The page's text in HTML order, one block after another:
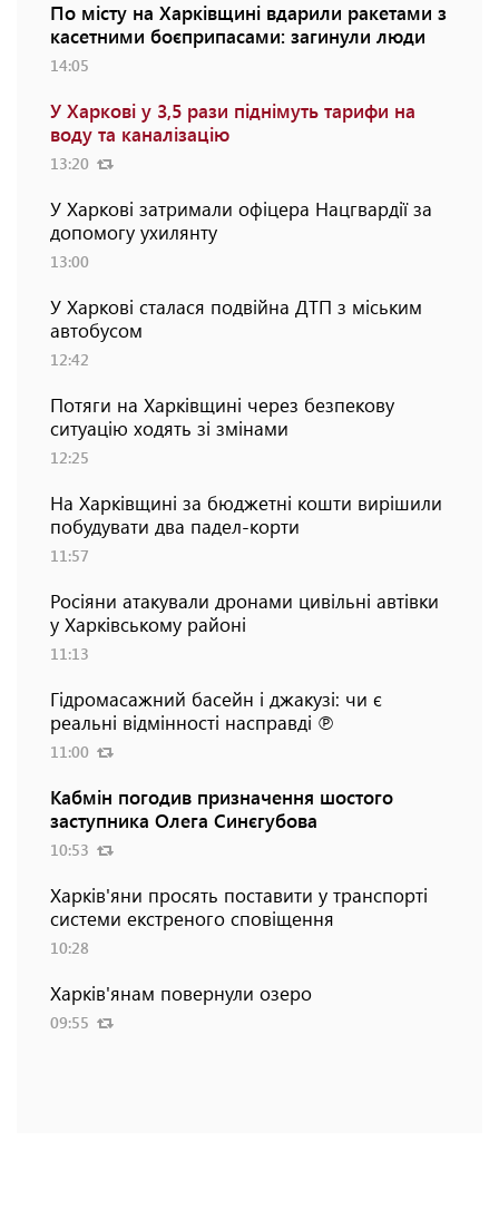
По місту на Харківщині вдарили ракетами з
касетними боєприпасами: загинули люди
14:05
У Харкові у 3,5 рази піднімуть тарифи на
воду та каналізацію
13:20
У Харкові затримали офіцера Нацгвардії за
допомогу ухилянту
13:00
У Харкові сталася подвійна ДТП з міським
автобусом
12:42
Потяги на Харківщині через безпекову
ситуацію ходять зі змінами
12:25
На Харківщині за бюджетні кошти вирішили
побудувати два падел-корти
11:57
Росіяни атакували дронами цивільні автівки
у Харківському районі
11:13
Гідромасажний басейн і джакузі: чи є
реальні відмінності насправді ℗
11:00
Кабмін погодив призначення шостого
заступника Олега Синєгубова
10:53
Харків'яни просять поставити у транспорті
системи екстреного сповіщення
10:28
Харків'янам повернули озеро
09:55